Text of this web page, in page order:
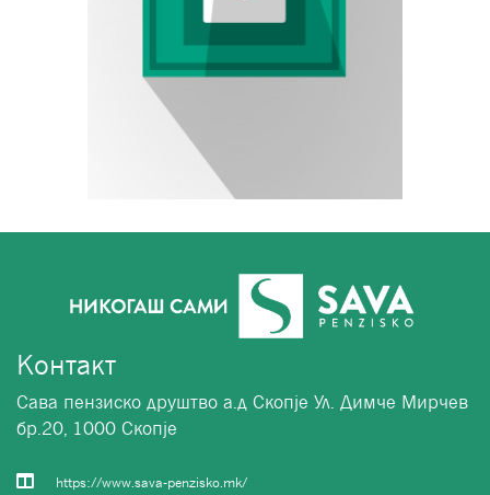
Контакт
Сава пензиско друштво а.д Скопје Ул. Димче Мирчев
бр.20, 1000 Скопје
https://www.sava-penzisko.mk/